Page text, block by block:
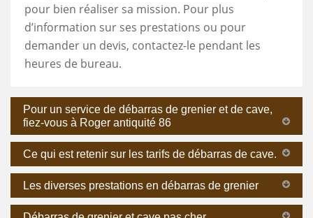
pour bien réaliser sa mission. Pour plus
d’information sur ses prestations ou pour
demander un devis, contactez-le pendant les
heures de bureau.
Pour un service de débarras de grenier et de cave,
fiez-vous à Roger antiquité 86
Ce qui est retenir sur les tarifs de débarras de cave.
Les diverses prestations en débarras de grenier